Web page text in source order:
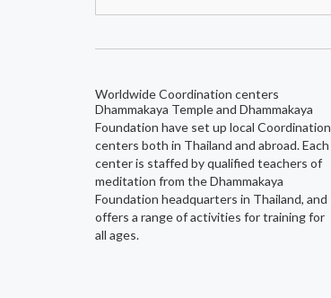
Worldwide Coordination centers
Dhammakaya Temple and Dhammakaya
Foundation have set up local Coordination
centers both in Thailand and abroad. Each
center is staffed by qualified teachers of
meditation from the Dhammakaya
Foundation headquarters in Thailand, and
offers a range of activities for training for
all ages.